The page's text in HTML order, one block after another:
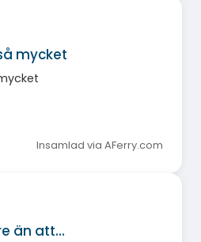
mycket
Insamlad via AFerry.com
än att…